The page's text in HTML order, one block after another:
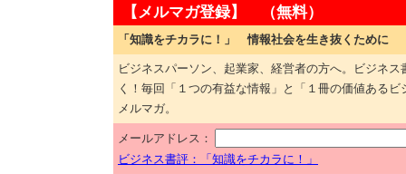
【メルマガ登録】 （無料）
「知識をチカラに！」 情報社会を生き抜くために
ビジネスパーソン、起業家、経営者の方へ。ビジネ
く！毎回「１つの有益な情報」と「１冊の価値ある
メルマガ。
メールアドレス：
ビジネス書評：「知識をチカラに！」